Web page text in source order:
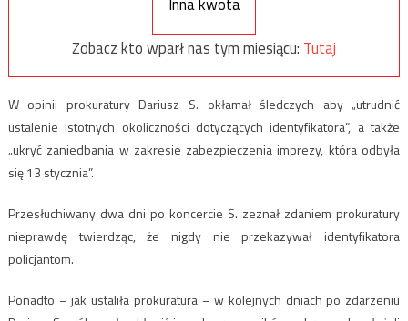
Zobacz kto wparł nas tym miesiącu: Tutaj
W opinii prokuratury Dariusz S. okłamał śledczych aby „utrudnić
ustalenie istotnych okoliczności dotyczących identyfikatora”, a także
„ukryć zaniedbania w zakresie zabezpieczenia imprezy, która odbyła
się 13 stycznia”.
Przesłuchiwany dwa dni po koncercie S. zeznał zdaniem prokuratury
nieprawdę twierdząc, że nigdy nie przekazywał identyfikatora
policjantom.
Ponadto – jak ustaliła prokuratura – w kolejnych dniach po zdarzeniu